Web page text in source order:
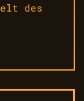
des